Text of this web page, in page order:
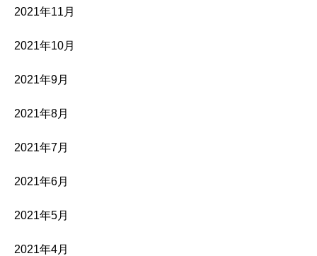
2021年11月
2021年10月
2021年9月
2021年8月
2021年7月
2021年6月
2021年5月
2021年4月